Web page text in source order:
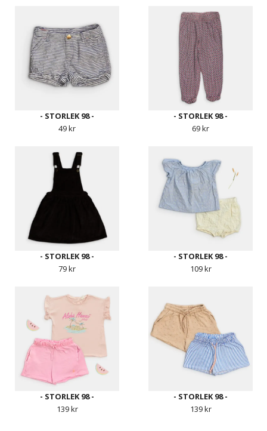
- STORLEK 98 -
49 kr
- STORLEK 98 -
69 kr
- STORLEK 98 -
79 kr
- STORLEK 98 -
109 kr
- STORLEK 98 -
139 kr
- STORLEK 98 -
139 kr